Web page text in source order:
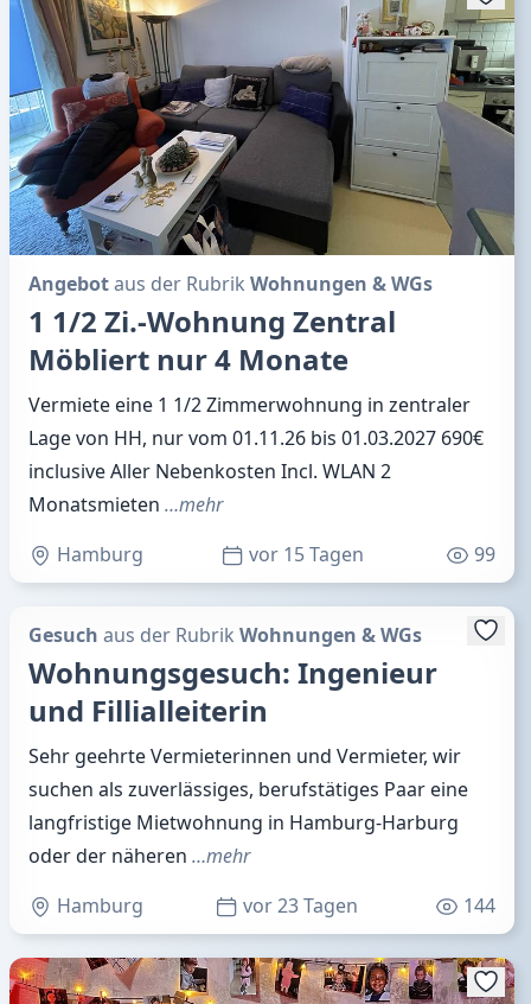
Angebotaus der Rubrik Wohnungen & WGs
1 1/2 Zi.-Wohnung Zentral
Möbliert nur 4 Monate
Vermiete eine 1 1/2 Zimmerwohnung in zentraler
Lage von HH, nur vom 01.11.26 bis 01.03.2027 690€
inclusive Aller Nebenkosten Incl. WLAN 2
Monatsmieten …mehr
Hamburg
vor 15 Tagen 99
Gesuch aus der Rubrik Wohnungen & WGs
Wohnungsgesuch: Ingenieur
und Fillialleiterin
Sehr geehrte Vermieterinnen und Vermieter, wir
suchen als zuverlässiges, berufstätiges Paar eine
langfristige Mietwohnung in Hamburg-Harburg
oder der näheren …mehr
Hamburg
vor 23 Tagen 144